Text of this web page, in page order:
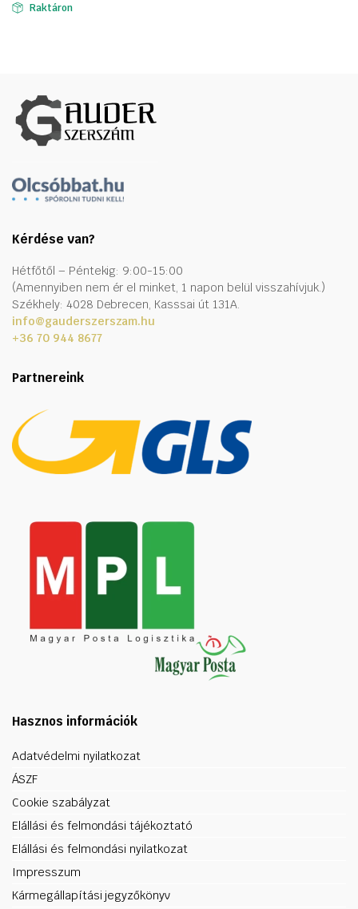
Raktáron
Kérdése van?
Hétfőtől – Péntekig: 9:00-15:00
(Amennyiben nem ér el minket, 1 napon belül visszahívjuk.)
Székhely: 4028 Debrecen, Kasssai út 131A.
info@gauderszerszam.hu
+36 70 944 8677
Partnereink
Hasznos információk
Adatvédelmi nyilatkozat
ÁSZF
Cookie szabályzat
Elállási és felmondási tájékoztató
Elállási és felmondási nyilatkozat
Impresszum
Kármegállapítási jegyzőkönyv